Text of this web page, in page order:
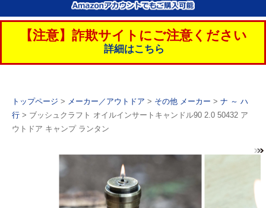
【注意】詐欺サイトにご注意ください
詳細はこちら
トップページ > メーカー／アウトドア > その他 メーカー > ナ ～ ハ
行 > ブッシュクラフト オイルインサートキャンドル90 2.0 50432 ア
ウトドア キャンプ ランタン